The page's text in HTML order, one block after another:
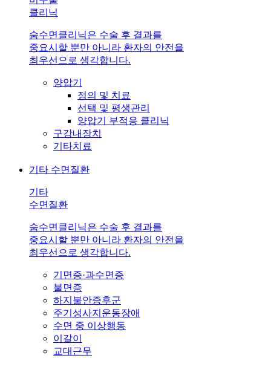
클리닉
숨수면클리닉은 수술 후 결과를
중요시할 뿐만 아니라 환자의 안전을
최우선으로 생각합니다.
양압기
정의 및 치료
선택 및 평생관리
양압기 부적응 클리닉
구강내장치
기타치료
기타 수면질환
기타
수면질환
숨수면클리닉은 수술 후 결과를
중요시할 뿐만 아니라 환자의 안전을
최우선으로 생각합니다.
기면증·과수면증
불면증
하지불안증후군
주기성사지운동장애
수면 중 이상행동
이갈이
교대근무